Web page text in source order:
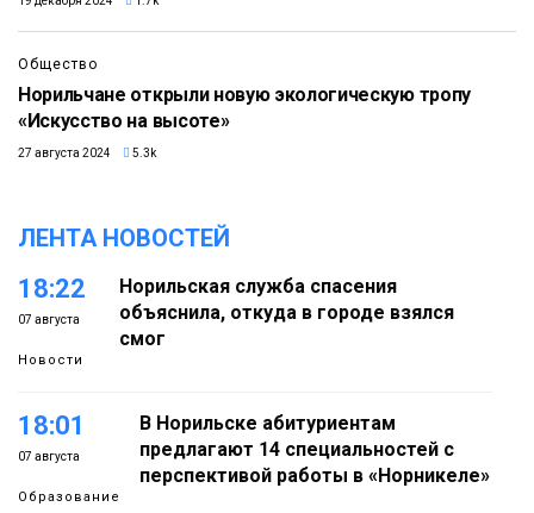
Общество
Норильчане открыли новую экологическую тропу
«Искусство на высоте»
27 августа 2024 5.3k
ЛЕНТА НОВОСТЕЙ
18:22
07 августа
Новости
Норильская служба спасения
объяснила, откуда в городе взялся
смог
18:01
07 августа
Образование
В Норильске абитуриентам
предлагают 14 специальностей с
перспективой работы в «Норникеле»